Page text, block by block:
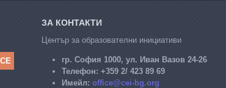
ЗА КОНТАКТИ
Център за образователни инициативи
гр. София 1000, ул. Иван Вазов 24-26
Телефон: +359 2/ 423 89 69
Имейл: office@cei-bg.org